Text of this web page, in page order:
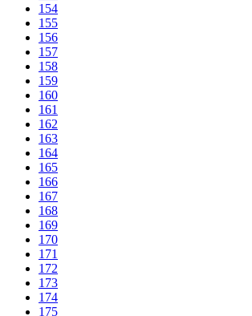
154
155
156
157
158
159
160
161
162
163
164
165
166
167
168
169
170
171
172
173
174
175